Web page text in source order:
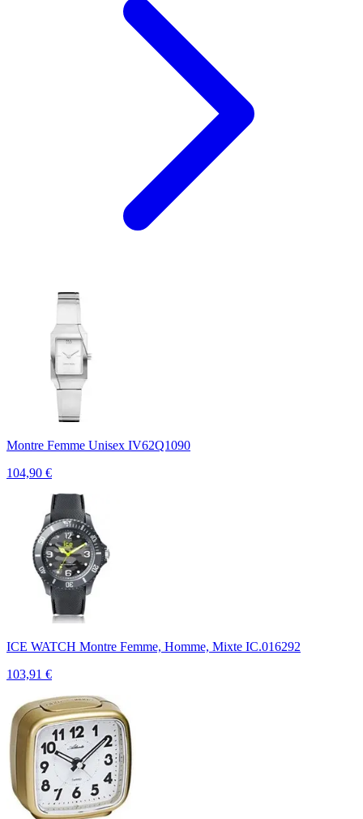
Montre Femme Unisex IV62Q1090
104,90 €
ICE WATCH Montre Femme, Homme, Mixte IC.016292
103,91 €